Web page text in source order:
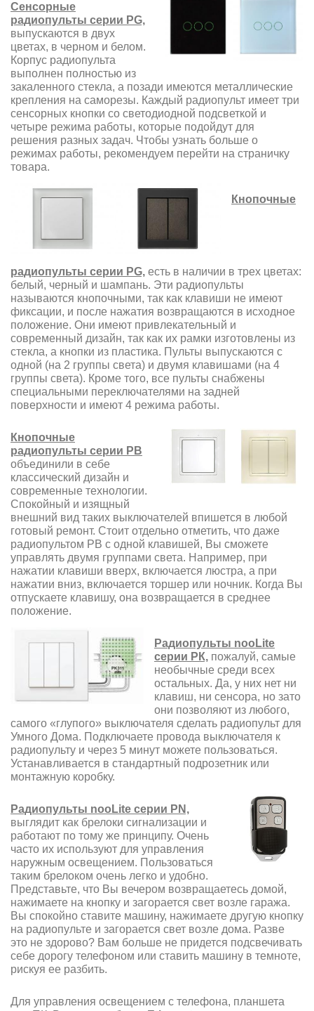
Сенсорные
радиопульты серии PG,
выпускаются в двух
цветах, в черном и белом.
Корпус радиопульта
выполнен полностью из
закаленного стекла, а позади имеются металлические
крепления на саморезы. Каждый радиопульт имеет три
сенсорных кнопки со светодиодной подсветкой и
четыре режима работы, которые подойдут для
решения разных задач. Чтобы узнать больше о
режимах работы, рекомендуем перейти на страничку
товара.
Кнопочные
радиопульты серии PG, есть в наличии в трех цветах:
белый, черный и шампань. Эти радиопульты
называются кнопочными, так как клавиши не имеют
фиксации, и после нажатия возвращаются в исходное
положение. Они имеют привлекательный и
современный дизайн, так как их рамки изготовлены из
стекла, а кнопки из пластика. Пульты выпускаются с
одной (на 2 группы света) и двумя клавишами (на 4
группы света). Кроме того, все пульты снабжены
специальными переключателями на задней
поверхности и имеют 4 режима работы.
Кнопочные
радиопульты серии РВ
объединили в себе
классический дизайн и
современные технологии.
Спокойный и изящный
внешний вид таких выключателей впишется в любой
готовый ремонт. Стоит отдельно отметить, что даже
радиопультом РВ с одной клавишей, Вы сможете
управлять двумя группами света. Например, при
нажатии клавиши вверх, включается люстра, а при
нажатии вниз, включается торшер или ночник. Когда Вы
отпускаете клавишу, она возвращается в среднее
положение.
Радиопульты nooLite
серии РК, пожалуй, самые
необычные среди всех
остальных. Да, у них нет ни
клавиш, ни сенсора, но зато
они позволяют из любого,
самого «глупого» выключателя сделать радиопульт для
Умного Дома. Подключаете провода выключателя к
радиопульту и через 5 минут можете пользоваться.
Устанавливается в стандартный подрозетник или
монтажную коробку.
Радиопульты nooLite серии PN,
выглядит как брелоки сигнализации и
работают по тому же принципу. Очень
часто их используют для управления
наружным освещением. Пользоваться
таким брелоком очень легко и удобно.
Представьте, что Вы вечером возвращаетесь домой,
нажимаете на кнопку и загорается свет возле гаража.
Вы спокойно ставите машину, нажимаете другую кнопку
на радиопульте и загорается свет возле дома. Разве
это не здорово? Вам больше не придется подсвечивать
себе дорогу телефоном или ставить машину в темноте,
рискуя ее разбить.
Для управления освещением с телефона, планшета